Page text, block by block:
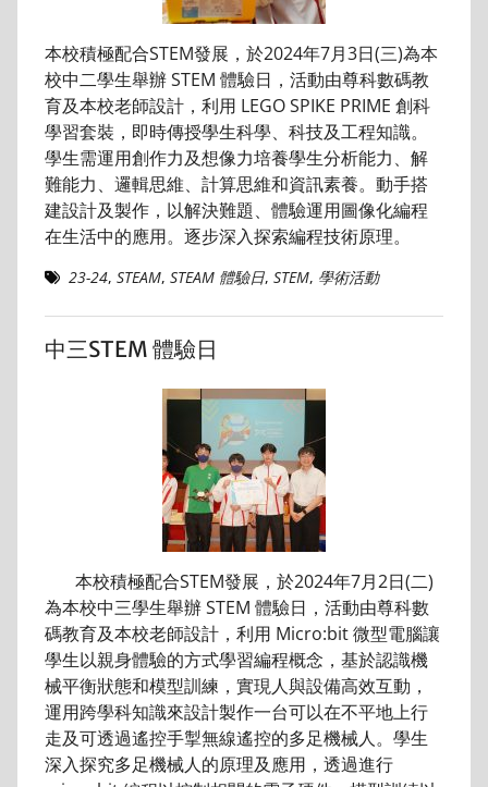
本校積極配合STEM發展，於2024年7月3日(三)為本
校中二學生舉辦 STEM 體驗日，活動由尊科數碼教
育及本校老師設計，利用 LEGO SPIKE PRIME 創科
學習套裝，即時傳授學生科學、科技及工程知識。
學生需運用創作力及想像力培養學生分析能力、解
難能力、邏輯思維、計算思維和資訊素養。動手搭
建設計及製作，以解決難題、體驗運用圖像化編程
在生活中的應用。逐步深入探索編程技術原理。
23-24, STEAM, STEAM 體驗日, STEM, 學術活動
中三STEM 體驗日
本校積極配合STEM發展，於2024年7月2日(二)
為本校中三學生舉辦 STEM 體驗日，活動由尊科數
碼教育及本校老師設計，利用 Micro:bit 微型電腦讓
學生以親身體驗的方式學習編程概念，基於認識機
械平衡狀態和模型訓練，實現人與設備高效互動，
運用跨學科知識來設計製作一台可以在不平地上行
走及可透過遙控手掣無線遙控的多足機械人。學生
深入探究多足機械人的原理及應用，透過進行